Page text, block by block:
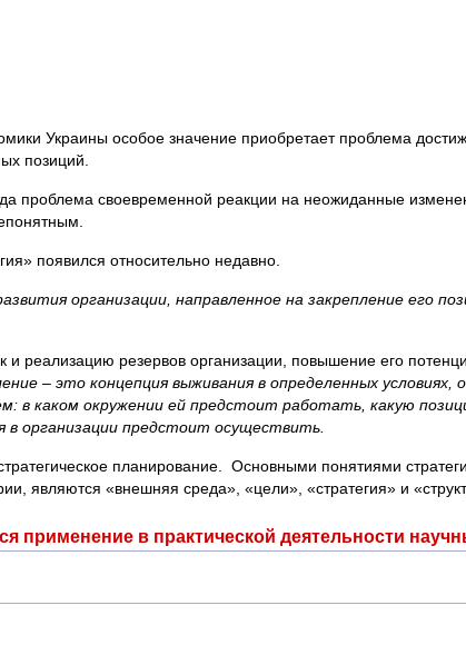
Украины особое значение приобретает проблема
позиций.
проблема своевременной реакции на неожиданные
появился относительно недавно.
организации, направленное на закрепление его
и реализацию резервов организации, повышение его
– это концепция выживания в определенных
в каком окружении ей предстоит работать, какую
организации предстоит осуществить.
планирование. Основными понятиями
являются «внешняя среда», «цели», «стратегия» и
применение в практической деятельности